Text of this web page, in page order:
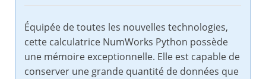
Équipée de toutes les nouvelles technologies,
cette calculatrice NumWorks Python possède
une mémoire exceptionnelle. Elle est capable de
conserver une grande quantité de données que